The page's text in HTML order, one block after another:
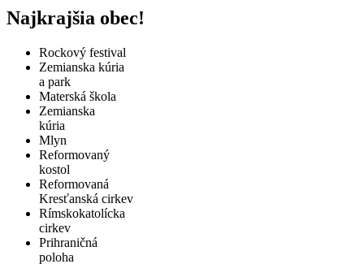
Najkrajšia obec!
Rockový festival
Zemianska kúria
a park
Materská škola
Zemianska
kúria
Mlyn
Reformovaný
kostol
Reformovaná
Kresťanská cirkev
Rímskokatolícka
cirkev
Prihraničná
poloha